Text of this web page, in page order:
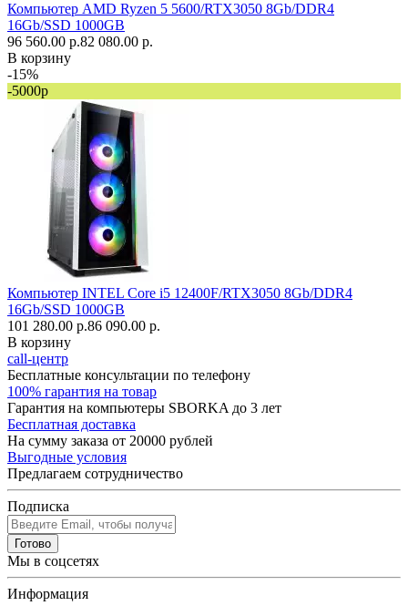
Компьютер AMD Ryzen 5 5600/RTX3050 8Gb/DDR4
16Gb/SSD 1000GB
96 560.00 р.82 080.00 р.
В корзину
-15%
-5000р
Компьютер INTEL Core i5 12400F/RTX3050 8Gb/DDR4
16Gb/SSD 1000GB
101 280.00 р.86 090.00 р.
В корзину
call-центр
Бесплатные консультации по телефону
100% гарантия на товар
Гарантия на компьютеры SBORKA до 3 лет
Бесплатная доставка
На сумму заказа от 20000 рублей
Выгодные условия
Предлагаем сотрудничество
Подписка
Готово
Мы в соцсетях
Информация